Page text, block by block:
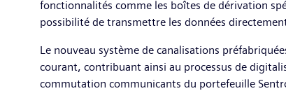
fonctionnalités comme les boîtes de dérivation
possibilité de transmettre les données
Le nouveau système de canalisations
courant, contribuant ainsi au processus de
commutation communicants du portefeuille